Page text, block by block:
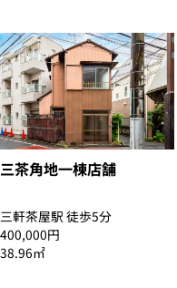
三茶角地一棟店舗
三軒茶屋駅 徒歩5分
400,000円
38.96㎡